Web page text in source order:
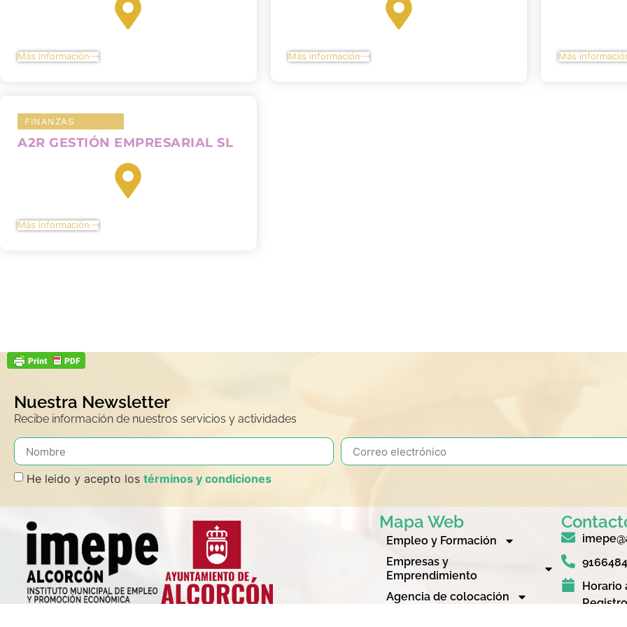
Más información Más información Más
FINANZAS
A2R GESTIÓN EMPRESARIAL SL
Más información
Nuestra Newsletter
Recibe información de nuestros servicios y actividades
He leido y acepto los términos y condiciones
Mapa Web
Empleo y Formación
Empresas y
Emprendimiento
Agencia de colocación
Horario